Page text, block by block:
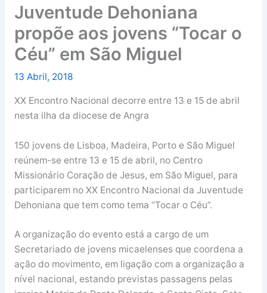
Juventude Dehoniana
propõe aos jovens “Tocar o
Céu” em São Miguel
13 Abril, 2018
XX Encontro Nacional decorre entre 13 e 15 de abril
nesta ilha da diocese de Angra
150 jovens de Lisboa, Madeira, Porto e São Miguel
reúnem-se entre 13 e 15 de abril, no Centro
Missionário Coração de Jesus, em São Miguel, para
participarem no XX Encontro Nacional da Juventude
Dehoniana que tem como tema “Tocar o Céu”.
A organização do evento está a cargo de um
Secretariado de jovens micaelenses que coordena a
ação do movimento, em ligação com a organização a
nível nacional, estando previstas passagens pelas